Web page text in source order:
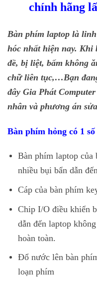
chính hãng
Bàn phím laptop là
hóc nhất hiện nay. Khi
đề, bị liệt, bấm không
chữ liên tục,…Bạn
đây Gia Phát
nhân và phương án
Bàn phím hỏng có 1
Bàn phím laptop của
nhiều bụi bẩn dẫn
Cáp của bàn phím
Chip I/O điều khiển
dẫn đến laptop
hoàn toàn.
Đổ nước lên bàn
loạn phím